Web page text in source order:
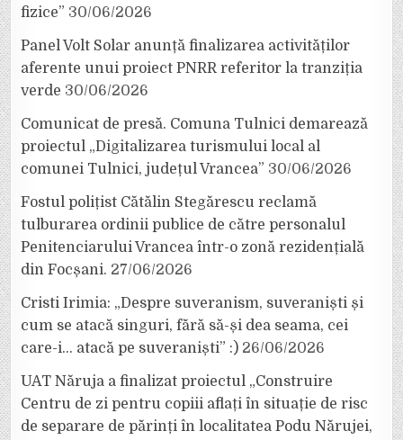
fizice” 30/06/2026
Panel Volt Solar anunță finalizarea activităților
aferente unui proiect PNRR referitor la tranziția
verde 30/06/2026
Comunicat de presă. Comuna Tulnici demarează
proiectul „Digitalizarea turismului local al
comunei Tulnici, județul Vrancea” 30/06/2026
Fostul polițist Cătălin Stegărescu reclamă
tulburarea ordinii publice de către personalul
Penitenciarului Vrancea într-o zonă rezidențială
din Focșani. 27/06/2026
Cristi Irimia: „Despre suveranism, suveraniști și
cum se atacă singuri, fără să-și dea seama, cei
care-i… atacă pe suveraniști” :) 26/06/2026
UAT Năruja a finalizat proiectul „Construire
Centru de zi pentru copiii aflați în situație de risc
de separare de părinți în localitatea Podu Nărujei,